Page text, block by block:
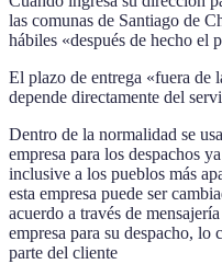
las comunas de Santiago de
hábiles «después de hecho el
El plazo de entrega «fuera de
depende directamente del
Dentro de la normalidad se
empresa para los despachos
inclusive a los pueblos más
esta empresa puede ser
acuerdo a través de
empresa para su despacho,
parte del cliente